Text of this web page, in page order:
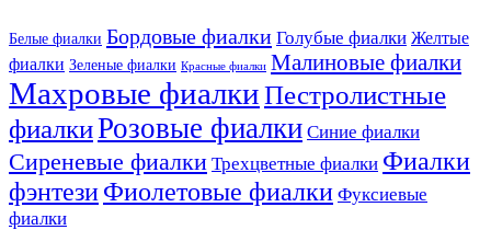
Белые фиалки Бордовые фиалки Голубые фиалки Желтые
фиалки Зеленые фиалки Красные фиалки Малиновые фиалки
Махровые фиалкиПестролистные
фиалкиРозовые фиалки Синие фиалки
Сиреневые фиалки Трехцветные фиалки Фиалки
фэнтезиФиолетовые фиалки Фуксиевые
фиалки